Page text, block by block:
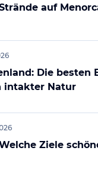
auf
Die besten
intakter Natur
Ziele